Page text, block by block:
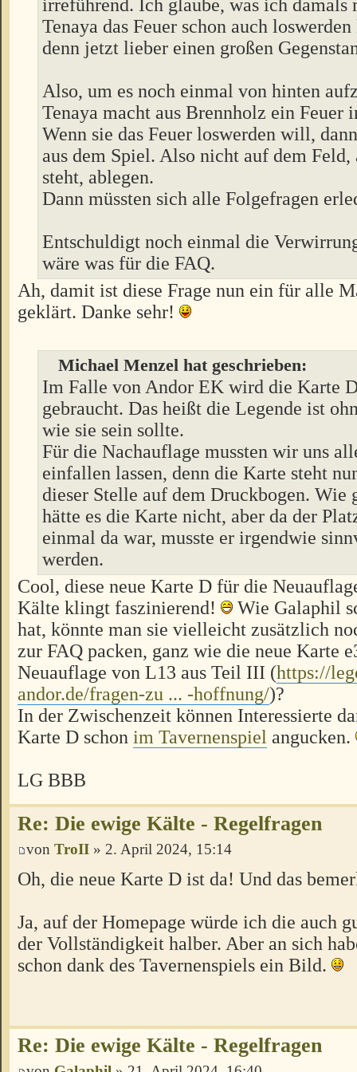
irreführend. Ich glaube, was ich damals
Tenaya das Feuer schon auch
denn jetzt lieber einen großen
Also, um es noch einmal von hinten
Tenaya macht aus Brennholz ein Feuer
Wenn sie das Feuer loswerden will,
aus dem Spiel. Also nicht auf dem Feld,
steht, ablegen.
Dann müssten sich alle Folgefragen
Entschuldigt noch einmal die
wäre was für die FAQ.
Ah, damit ist diese Frage nun ein für alle
geklärt. Danke sehr!
Michael Menzel hat geschrieben:
Im Falle von Andor EK wird die Karte
gebraucht. Das heißt die Legende ist
wie sie sein sollte.
Für die Nachauflage mussten wir uns
einfallen lassen, denn die Karte steht
dieser Stelle auf dem Druckbogen. Wie
hätte es die Karte nicht, aber da der
einmal da war, musste er irgendwie
werden.
Cool, diese neue Karte D für die
Kälte klingt faszinierend!
Wie Galaphil
hat, könnte man sie vielleicht zusätzlich
zur FAQ packen, ganz wie die neue Karte
Neuauflage von L13 aus Teil III (https://
andor.de/fragen-zu ... -hoffnung/)?
In der Zwischenzeit können Interessierte
Karte D schon im Tavernenspiel angucken.
LG BBB
Re: Die ewige Kälte - Regelfragen
von TroII » 2. April 2024, 15:14
Oh, die neue Karte D ist da! Und das
Ja, auf der Homepage würde ich die auch
der Vollständigkeit halber. Aber an sich
schon dank des Tavernenspiels ein Bild.
Re: Die ewige Kälte - Regelfragen